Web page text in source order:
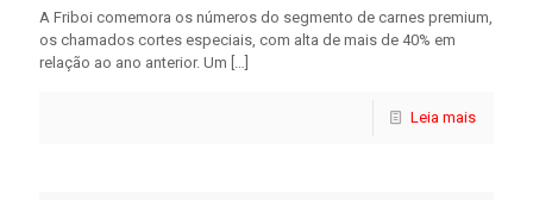
A Friboi comemora os números do segmento de carnes premium,
os chamados cortes especiais, com alta de mais de 40% em
relação ao ano anterior. Um […]
Leia mais